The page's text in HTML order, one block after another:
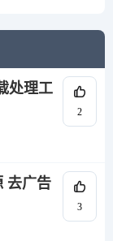
处理工
2
去广告
3